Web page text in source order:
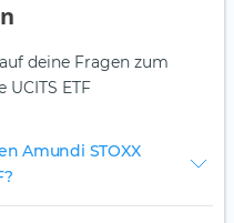
deine Fragen zum
UCITS ETF
Amundi STOXX